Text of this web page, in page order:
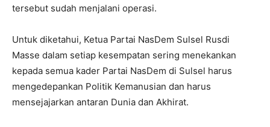
tersebut sudah menjalani operasi.
Untuk diketahui, Ketua Partai NasDem Sulsel Rusdi
Masse dalam setiap kesempatan sering menekankan
kepada semua kader Partai NasDem di Sulsel harus
mengedepankan Politik Kemanusian dan harus
mensejajarkan antaran Dunia dan Akhirat.